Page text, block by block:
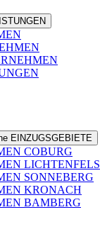
EINZUGSGEBIETE
COBURG
LICHTENFELS
SONNEBERG
KRONACH
BAMBERG